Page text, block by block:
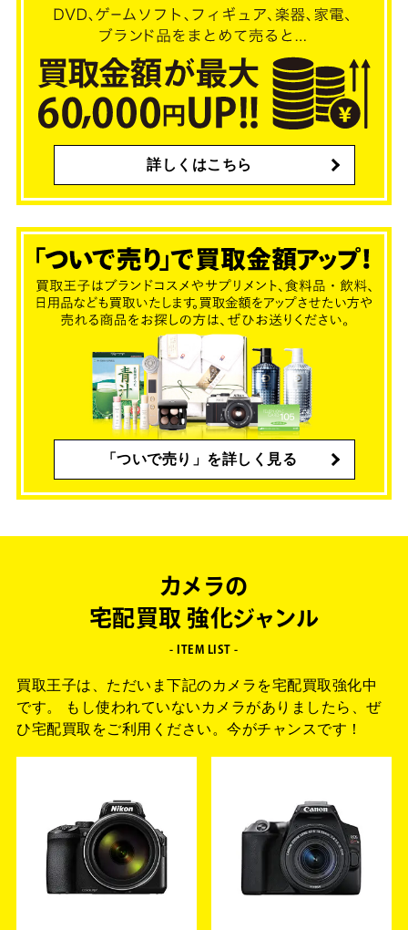
詳しくはこちら
「ついで売り」を詳しく見る
カメラの
宅配買取 強化ジャンル
- ITEM LIST -
買取王子は、ただいま下記のカメラを宅配買取強化中
です。
もし使われていないカメラがありましたら、 ぜ
ひ宅配買取をご利用ください。今がチャンスです！